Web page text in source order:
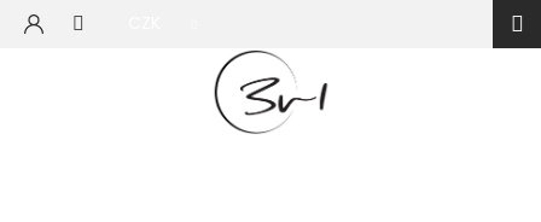
Přejít